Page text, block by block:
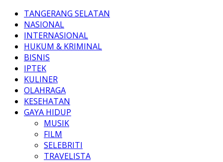
TANGERANG SELATAN
NASIONAL
INTERNASIONAL
HUKUM & KRIMINAL
BISNIS
IPTEK
KULINER
OLAHRAGA
KESEHATAN
GAYA HIDUP
MUSIK
FILM
SELEBRITI
TRAVELISTA